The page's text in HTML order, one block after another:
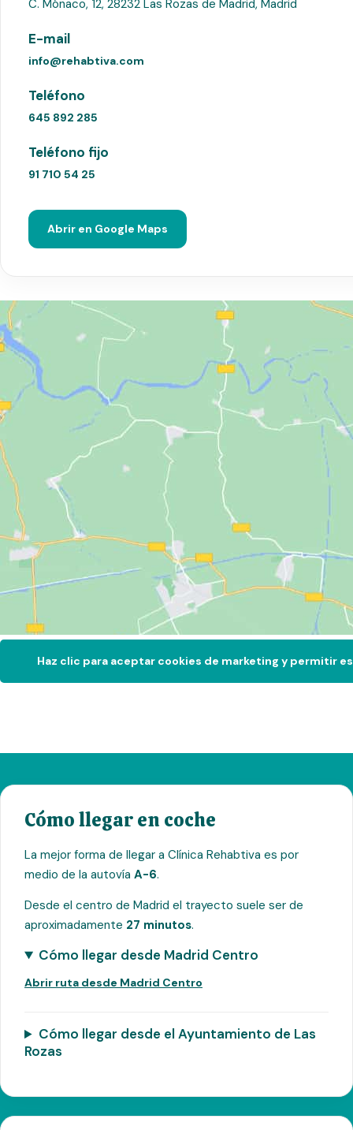
C. Mónaco, 12, 28232 Las Rozas de Madrid, Madrid
E-mail
info@rehabtiva.com
Teléfono
645 892 285
Teléfono fijo
91 710 54 25
Abrir en Google Maps
Haz clic para aceptar cookies de marketing y permitir
Cómo llegar en coche
La mejor forma de llegar a Clínica Rehabtiva es por
medio de la autovía A-6.
Desde el centro de Madrid el trayecto suele ser de
aproximadamente 27 minutos.
Cómo llegar desde Madrid Centro
Abrir ruta desde Madrid Centro
Cómo llegar desde el Ayuntamiento de Las
Rozas